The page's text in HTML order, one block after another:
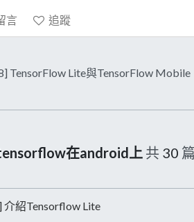
言 追蹤
TensorFlow Lite與TensorFlow Mobile
在android上 共 30 篇
介紹Tensorflow Lite